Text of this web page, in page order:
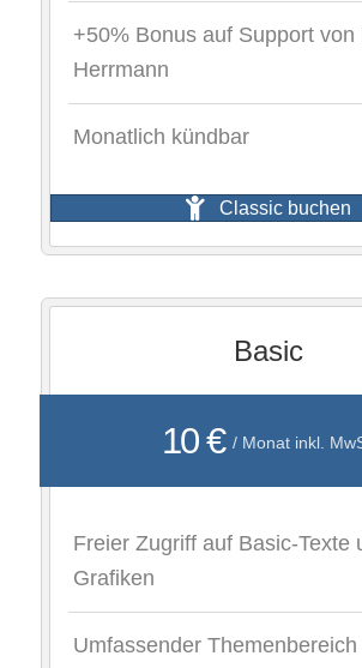
+50% Bonus auf Support von
Herrmann
Monatlich kündbar
Classic buchen
Basic
10 € / Monat inkl.
Freier Zugriff auf Basic-Texte
Grafiken
Umfassender Themenbereich